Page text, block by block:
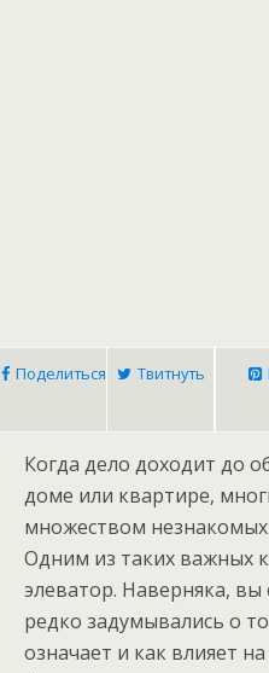
Поделиться Твитнуть
Когда дело доходит до
доме или квартире,
множеством
Одним из таких важных
элеватор. Наверняка,
редко задумывались о
означает и как влияет